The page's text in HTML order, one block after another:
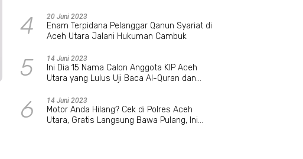
4 20 Juni 2023
Enam Terpidana Pelanggar Qanun Syariat di
Aceh Utara Jalani Hukuman Cambuk
5 14 Juni 2023
Ini Dia 15 Nama Calon Anggota KIP Aceh
Utara yang Lulus Uji Baca Al-Quran dan
6 14 Juni 2023
Motor Anda Hilang? Cek di Polres Aceh
Utara, Gratis Langsung Bawa Pulang, Ini